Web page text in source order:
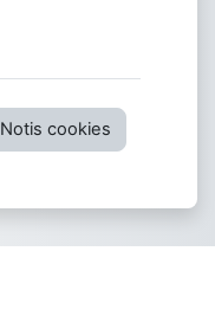
Notis cookies